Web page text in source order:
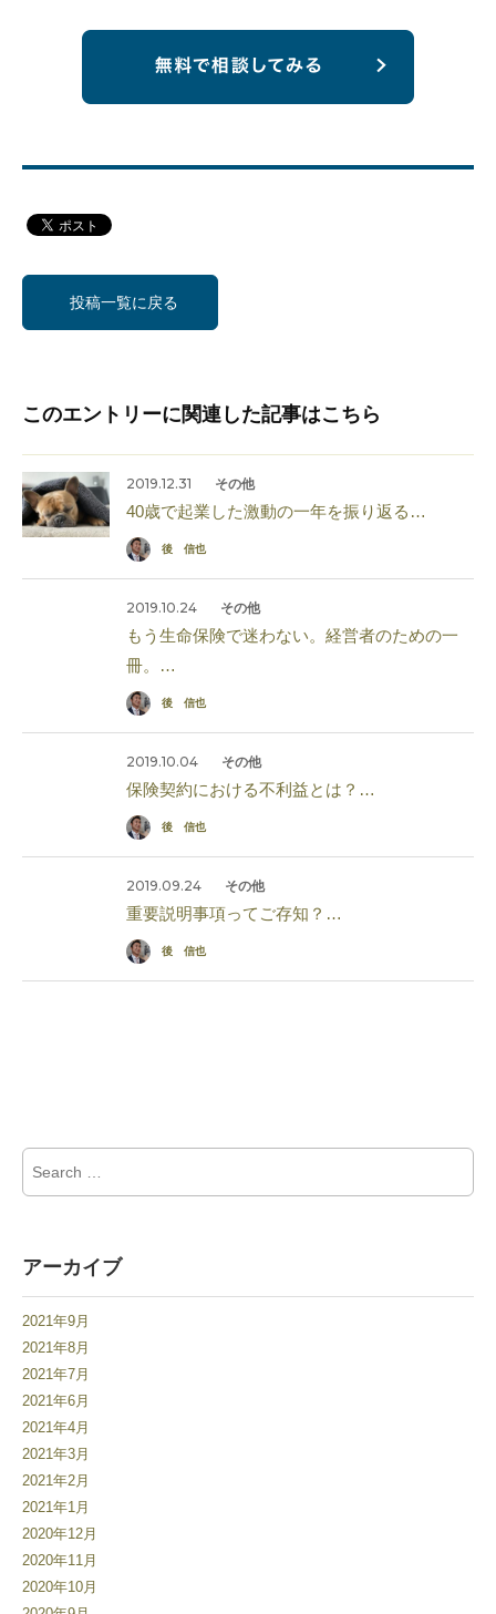
投稿一覧に戻る
このエントリーに関連した記事はこちら
2019.12.31 その他
40歳で起業した激動の一年を振り返る…
後 信也
2019.10.24 その他
もう生命保険で迷わない。経営者のための一
冊。…
後 信也
2019.10.04 その他
保険契約における不利益とは？…
後 信也
2019.09.24 その他
重要説明事項ってご存知？…
後 信也
アーカイブ
2021年9月
2021年8月
2021年7月
2021年6月
2021年4月
2021年3月
2021年2月
2021年1月
2020年12月
2020年11月
2020年10月